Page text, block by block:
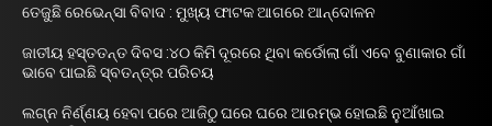
ତେଜୁଛି ରେଭେନ୍ସା ବିବାଦ : ମୁଖ୍ୟ ଫାଟକ ଆଗରେ ଆନ୍ଦୋଳନ
ଜାତୀୟ ହସ୍ତତନ୍ତ ଦିବସ :୪୦ କିମି ଦୂରରେ ଥିବା କର୍ଡୋଲା ଗାଁ ଏବେ ବୁଣାକାର ଗାଁ
ଭାବେ ପାଇଛି ସ୍ବତନ୍ତ୍ର ପରିଚୟ
ଲଗ୍ନ ନିର୍ଣ୍ଣୟ ହେବା ପରେ ଆଜିଠୁ ଘରେ ଘରେ ଆରମ୍ଭ ହୋଇଛି ନୁଆଁଖାଇ